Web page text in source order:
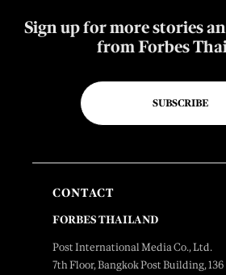
Sign up for more stories
from Forbes
SUBSCRIBE
CONTACT
FORBES THAILAND
Post International Media Co., Ltd.
7th Floor, Bangkok Post Building, 136